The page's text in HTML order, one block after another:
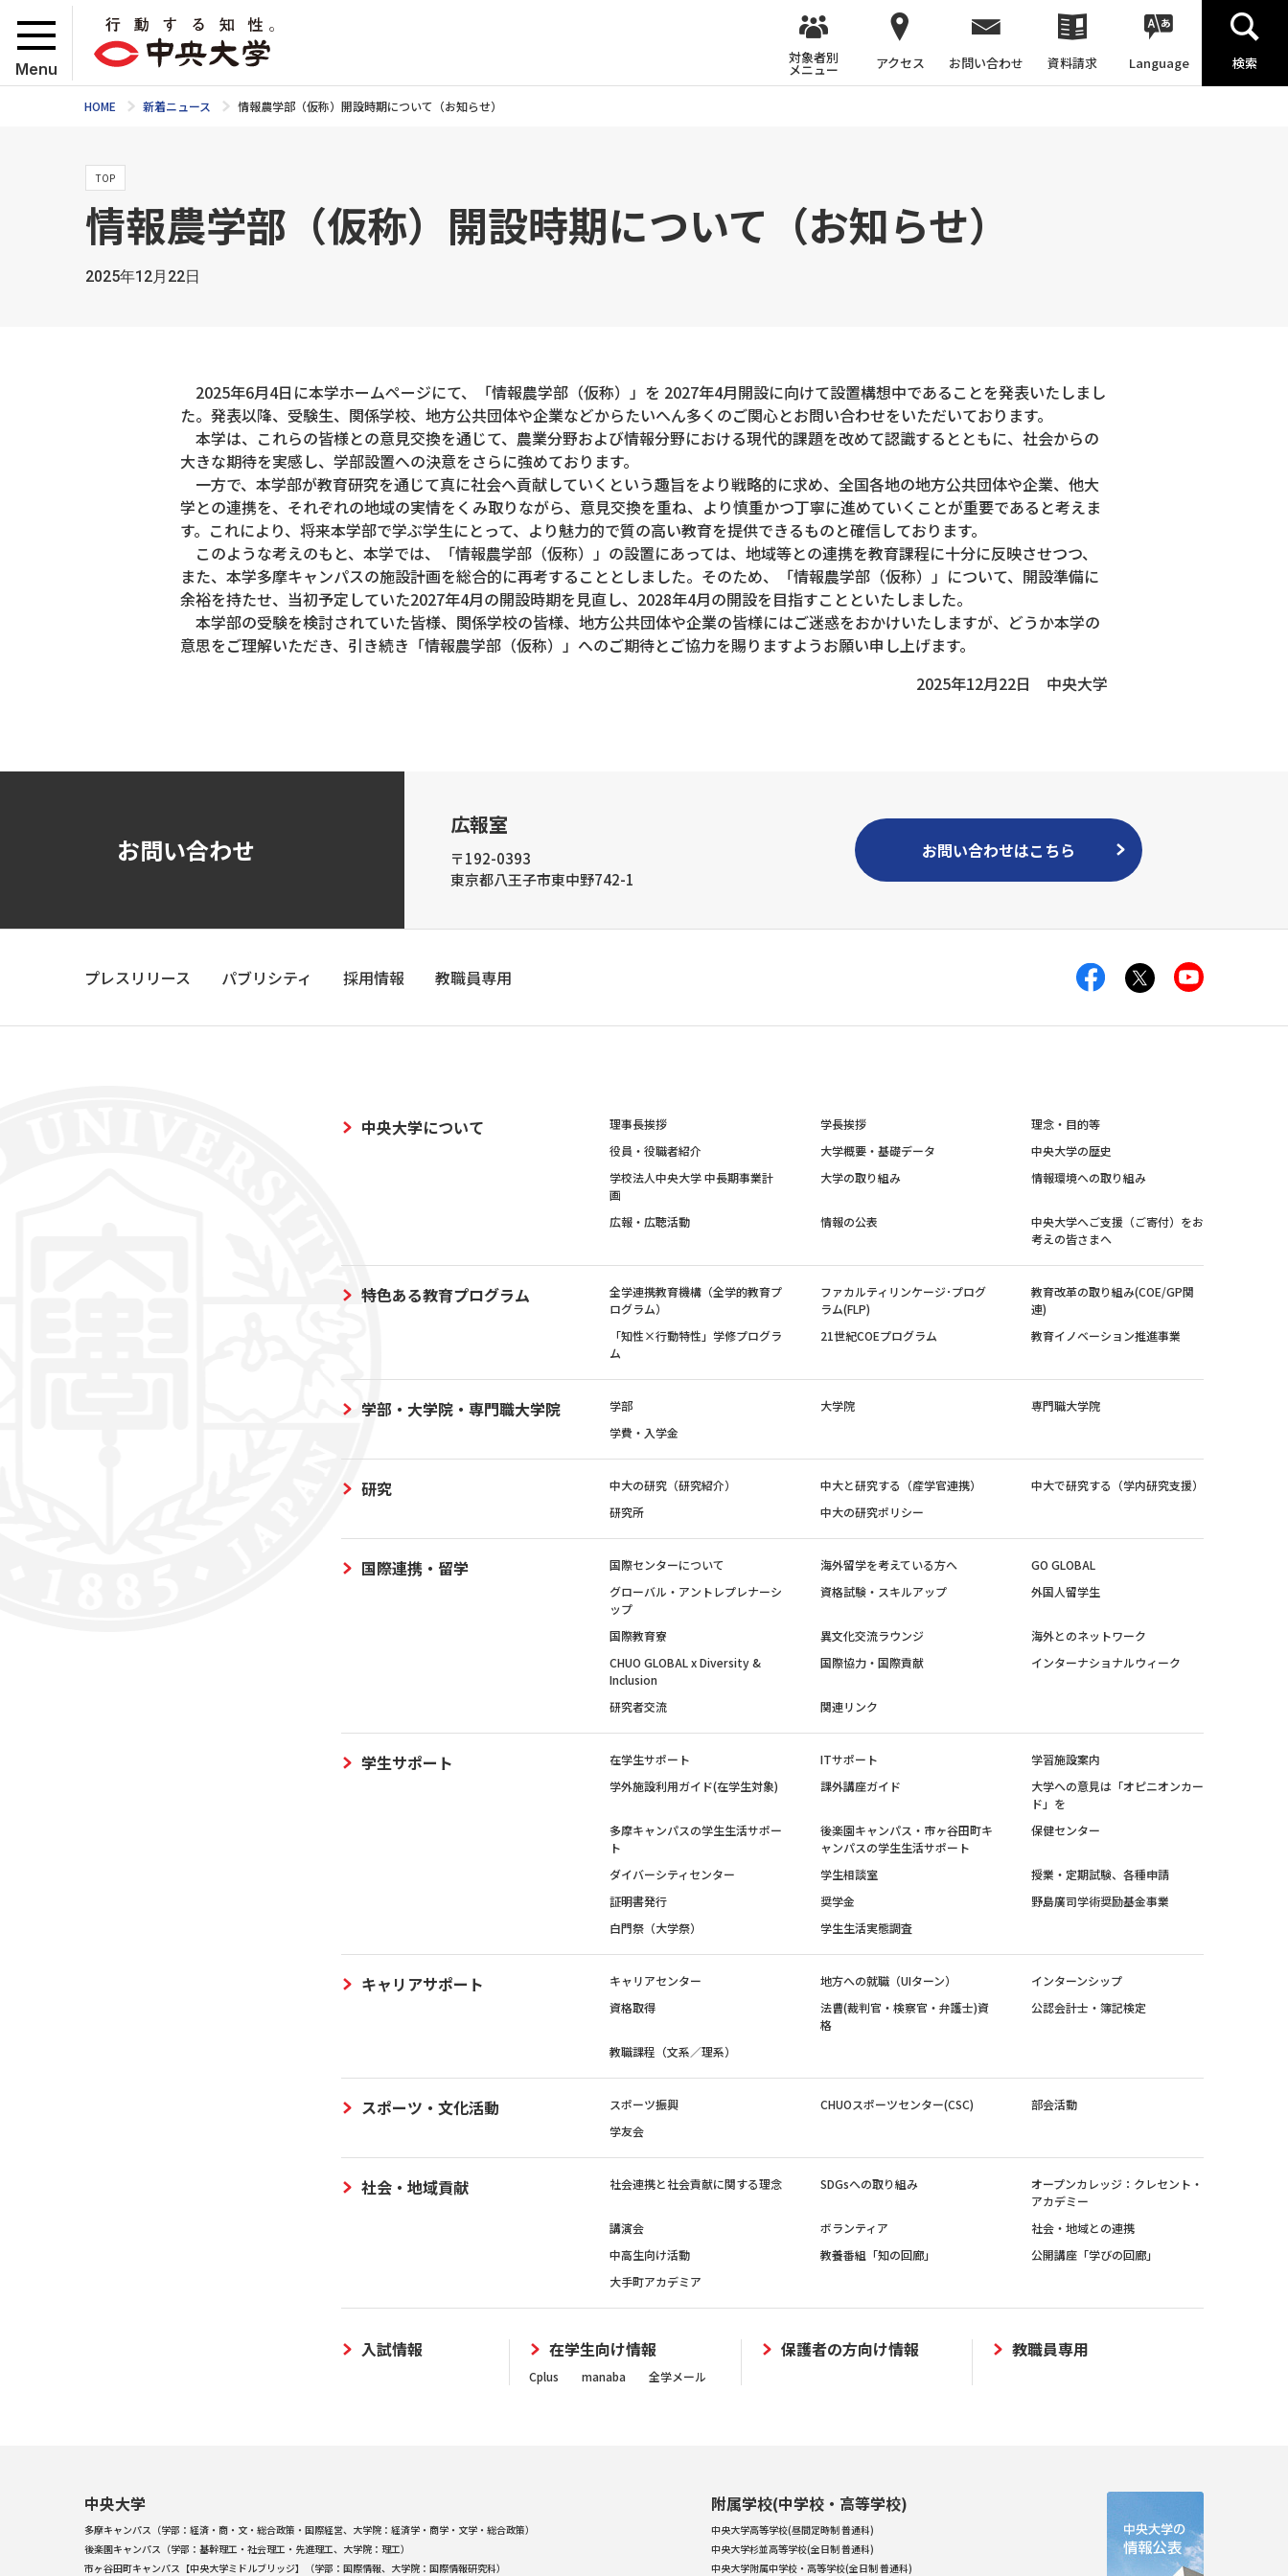
Menu
対象者別
メニュー アクセス お問い合わせ 資料請求 Language 検索
HOME 新着ニュース 情報農学部（仮称）開設時期について（お知らせ）
TOP
情報農学部（仮称）開設時期について（お知らせ）
2025年12月22日
2025年6月4日に本学ホームページにて、「情報農学部（仮称）」を 2027年4月開設に向けて設置構想中であることを発表いたしまし
た。発表以降、受験⽣、関係学校、地⽅公共団体や企業などからたいへん多くのご関⼼とお問い合わせをいただいております。
本学は、これらの皆様との意⾒交換を通じて、農業分野および情報分野における現代的課題を改めて認識するとともに、社会からの
⼤きな期待を実感し、学部設置への決意をさらに強めております。
⼀⽅で、本学部が教育研究を通じて真に社会へ貢献していくという趣旨をより戦略的に求め、全国各地の地⽅公共団体や企業、他⼤
学との連携を、それぞれの地域の実情をくみ取りながら、意⾒交換を重ね、より慎重かつ丁寧に進めていくことが重要であると考えま
す。これにより、将来本学部で学ぶ学⽣にとって、より魅⼒的で質の⾼い教育を提供できるものと確信しております。
このような考えのもと、本学では、「情報農学部（仮称）」の設置にあっては、地域等との連携を教育課程に⼗分に反映させつつ、
また、本学多摩キャンパスの施設計画を総合的に再考することとしました。そのため、「情報農学部（仮称）」について、開設準備に
余裕を持たせ、当初予定していた2027年4月の開設時期を⾒直し、2028年4月の開設を⽬指すことといたしました。
本学部の受験を検討されていた皆様、関係学校の皆様、地⽅公共団体や企業の皆様にはご迷惑をおかけいたしますが、どうか本学の
意思をご理解いただき、引き続き「情報農学部（仮称）」へのご期待とご協⼒を賜りますようお願い申し上げます。
2025年12月22日 中央大学
お問い合わせ
広報室
〒192-0393
東京都八王子市東中野742-1
お問い合わせはこちら
プレスリリース パブリシティ 採用情報 教職員専用
中央大学について 理事長挨拶 学長挨拶
理念・目的等
役員・役職者紹介
大学概要・基礎データ
中央大学の歴史
学校法人中央大学 中長期事業計
画
大学の取り組み 情報環境への取り組み
広報・広聴活動 情報の公表
中央大学へご支援（ご寄付）をお
考えの皆さまへ
特色ある教育プログラム
全学連携教育機構（全学的教育プ
ログラム）
ファカルティリンケージ･プログ
ラム(FLP)
教育改革の取り組み(COE/GP関
連)
「知性×行動特性」学修プログラ
ム
21世紀COEプログラム 教育イノベーション推進事業
学部・大学院・専門職大学院 学部 大学院
専門職大学院
学費・入学金
研究 中大の研究（研究紹介） 中大と研究する（産学官連携）
中大で研究する（学内研究支援）
研究所
中大の研究ポリシー
国際連携・留学 国際センターについて 海外留学を考えている方へ
GO GLOBAL
グローバル・アントレプレナーシ
ップ
資格試験・スキルアップ 外国人留学生
国際教育寮 異文化交流ラウンジ
海外とのネットワーク
CHUO GLOBAL x Diversity &
Inclusion
国際協力・国際貢献 インターナショナルウィーク
研究者交流 関連リンク
学生サポート 在学生サポート ITサポート
学習施設案内
学外施設利用ガイド(在学生対象)
課外講座ガイド
大学への意見は「オピニオンカー
ド」を
多摩キャンパスの学生生活サポー
ト
後楽園キャンパス・市ヶ谷田町キ
ャンパスの学生生活サポート
保健センター
ダイバーシティセンター 学生相談室
授業・定期試験、各種申請
証明書発行
奨学金
野島廣司学術奨励基金事業
白門祭（大学祭）
学生生活実態調査
キャリアサポート キャリアセンター 地方への就職（UIターン）
インターンシップ
資格取得
法曹(裁判官・検察官・弁護士)資
格
公認会計士・簿記検定
教職課程（文系／理系）
スポーツ・文化活動 スポーツ振興 CHUOスポーツセンター(CSC)
部会活動
学友会
社会・地域貢献 社会連携と社会貢献に関する理念 SDGsへの取り組み
オープンカレッジ：クレセント・
アカデミー
講演会
ボランティア
社会・地域との連携
中高生向け活動
教養番組「知の回廊」
公開講座「学びの回廊」
大手町アカデミア
入試情報 在学生向け情報
Cplus manaba 全学メール
保護者の方向け情報 教職員専用
中央大学
多摩キャンパス（学部：経済・商・文・総合政策・国際経営、大学院：経済学・商学・文学・総合政策）
後楽園キャンパス（学部：基幹理工・社会理工・先進理工、大学院：理工）
市ヶ谷田町キャンパス【中央大学ミドルブリッジ】（学部：国際情報、大学院：国際情報研究科）
附属学校(中学校・高等学校)
中央大学高等学校(昼間定時制 普通科)
中央大学杉並高等学校(全日制 普通科)
中央大学附属中学校・高等学校(全日制 普通科)